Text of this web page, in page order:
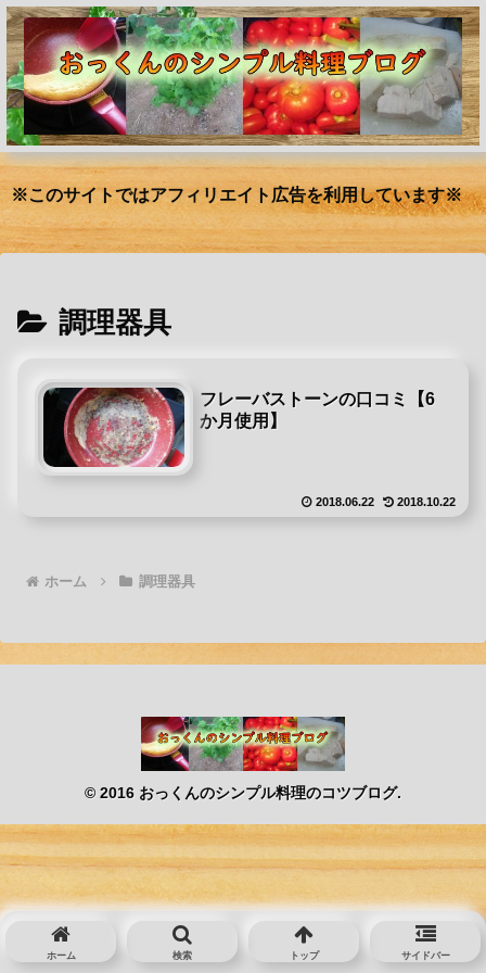
※このサイトではアフィリエイト広告を利用しています※
調理器具
フレーバストーンの口コミ【6
か月使用】
2018.06.22 2018.10.22
ホーム 調理器具
© 2016 おっくんのシンプル料理のコツブログ.
ホーム 検索 トップ サイドバー